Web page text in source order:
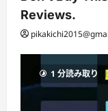
Reviews.
1 分読み取り